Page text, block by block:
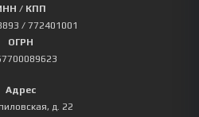
/ КПП
/ 772401001
ОГРН
Адрес
д. 22